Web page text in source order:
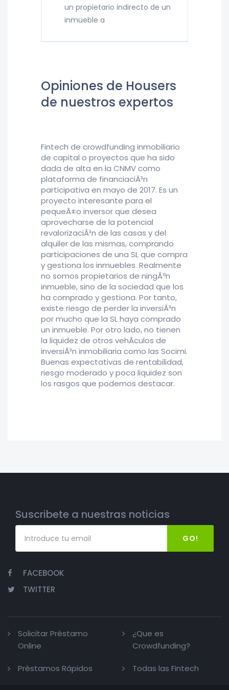
un propietario indirecto de un
inmueble a
Opiniones de Housers
de nuestros expertos
Fintech de crowdfunding inmobiliario
de capital o proyectos que ha sido
dada de alta en la CNMV como
plataforma de financiaciÃ³n
participativa en mayo de 2017. Es un
proyecto interesante para el
pequeÃ±o inversor que desea
aprovecharse de la potencial
revalorizaciÃ³n de las casas y del
alquiler de las mismas, comprando
participaciones de una SL que compra
y gestiona los inmuebles. Realmente
no somos propietarios de ningÃºn
inmueble, sino de la sociedad que los
ha comprado y gestiona. Por tanto,
existe riesgo de perder la inversiÃ³n
por mucho que la SL haya comprado
un inmueble. Por otro lado, no tienen
la liquidez de otros vehÃ­culos de
inversiÃ³n inmobiliaria como las Socimi.
Buenas expectativas de rentabilidad,
riesgo moderado y poca liquidez son
los rasgos que podemos destacar.
Suscribete a nuestras noticias
GO!
FACEBOOK
TWITTER
Solicitar Préstamo
Online
¿Que es
Crowdfunding?
Préstamos Rápidos Todas las Fintech